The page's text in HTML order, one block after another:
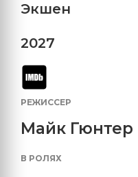
Экшен
2027
РЕЖИССЕР
Майк Гюнтер
В РОЛЯХ